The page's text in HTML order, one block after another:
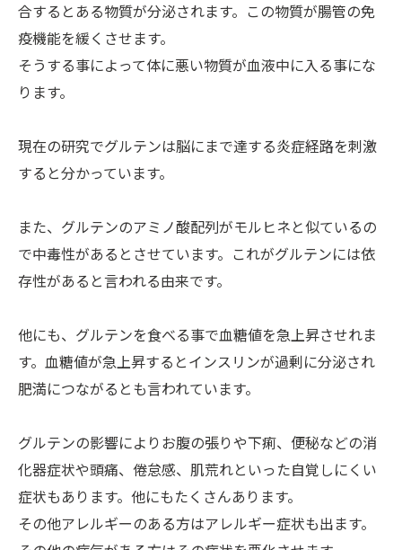
合するとある物質が分泌されます。この物質が腸管の免
疫機能を緩くさせます。
そうする事によって体に悪い物質が血液中に入る事にな
ります。
現在の研究でグルテンは脳にまで達する炎症経路を刺激
すると分かっています。
また、グルテンのアミノ酸配列がモルヒネと似ているの
で中毒性があるとさせています。これがグルテンには依
存性があると言われる由来です。
他にも、グルテンを食べる事で血糖値を急上昇させれま
す。血糖値が急上昇するとインスリンが過剰に分泌され
肥満につながるとも言われています。
グルテンの影響によりお腹の張りや下痢、便秘などの消
化器症状や頭痛、倦怠感、肌荒れといった自覚しにくい
症状もあります。他にもたくさんあります。
その他アレルギーのある方はアレルギー症状も出ます。